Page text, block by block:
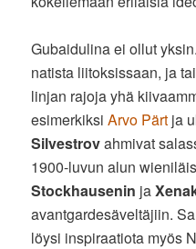
Gubaidulina ei ollut
natista liitoksissaan, ja
linjan rajoja yhä
esimerkiksiArvo Pärt ja
Silvestrovahmivat
1900-luvun alun
Stockhausenin ja
avantgardesäveltäjiin.
löysi inspiraatiota myös